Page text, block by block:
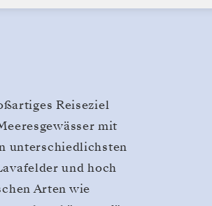
Reiseziel
mit
unterschiedlichsten
und hoch
Arten wie